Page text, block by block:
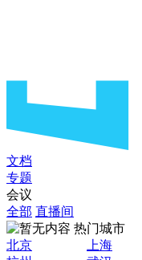
文档
专题
会议
全部 直播间
热门城市
北京
上海